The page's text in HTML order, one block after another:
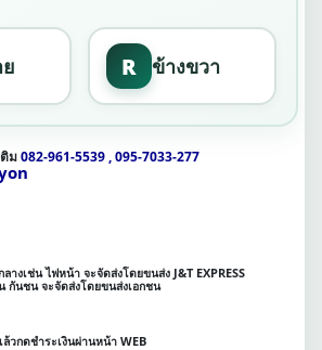
R ข้างขวา
ม082-961-5539 , 095-7033-277
างเช่น ไฟหน้า จะจัดส่งโดยขนส่ง J&T EXPRESS
นชน จะจัดส่งโดยขนส่งเอกชน
ล้วกดชำระเงินผ่านหน้า WEB